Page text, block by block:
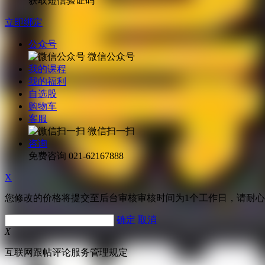
立即绑定
公众号
微信公众号
我的课程
我的福利
自选股
购物车
客服
微信扫一扫
咨询
免费咨询 021-62167888
X
您修改的价格将提交至后台审核审核时间为1个工作日，请耐
确定 取消
X
互联网跟帖评论服务管理规定